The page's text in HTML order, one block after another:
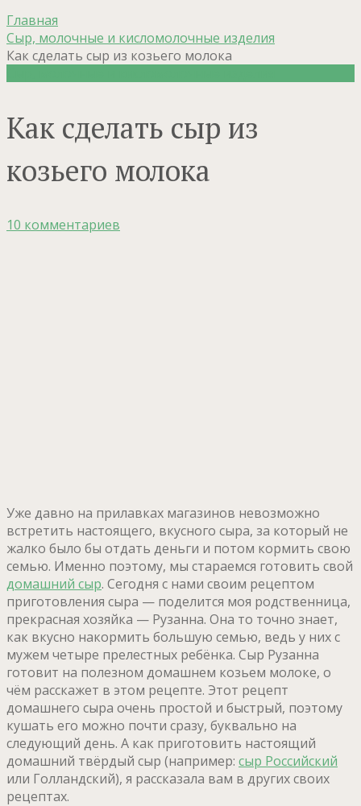
Главная
Сыр, молочные и кисломолочные изделия
Как сделать сыр из козьего молока
Как сделать сыр из
козьего молока
10 комментариев
Уже давно на прилавках магазинов невозможно
встретить настоящего, вкусного сыра, за который не
жалко было бы отдать деньги и потом кормить свою
семью. Именно поэтому, мы стараемся готовить свой
домашний сыр. Сегодня с нами своим рецептом
приготовления сыра — поделится моя родственница,
прекрасная хозяйка — Рузанна. Она то точно знает,
как вкусно накормить большую семью, ведь у них с
мужем четыре прелестных ребёнка. Сыр Рузанна
готовит на полезном домашнем козьем молоке, о
чём расскажет в этом рецепте. Этот рецепт
домашнего сыра очень простой и быстрый, поэтому
кушать его можно почти сразу, буквально на
следующий день. А как приготовить настоящий
домашний твёрдый сыр (например: сыр Российский
или Голландский), я рассказала вам в других своих
рецептах.